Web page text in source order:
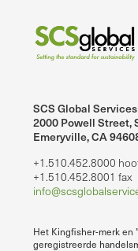
SCS Global
2000 Powell Street,
Emeryville, CA
+1.510.452.8000
+1.510.452.8001 fax
Het Kingfisher-merk en
geregistreerde